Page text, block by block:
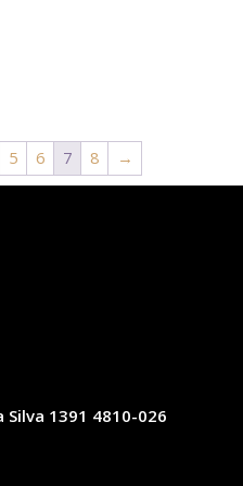
5 6 7 8 →
1391 4810-026